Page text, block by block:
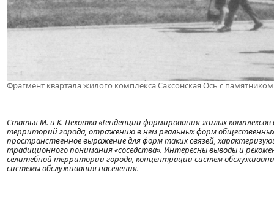
Фрагмент квартала жилого комплекса Саксонская Ось с
Статья М. и К. Пехотка «Тенденции формирования жилых
территорий города, отражению в нем реальных форм
пространственное выражение для форм таких связей,
традиционного понимания «соседства». Интересны выводы и
селитебной территории города, концентрации систем
системы обслуживания населения.